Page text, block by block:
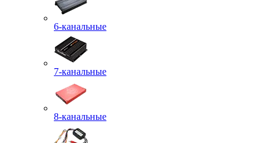
6-канальные
7-канальные
8-канальные